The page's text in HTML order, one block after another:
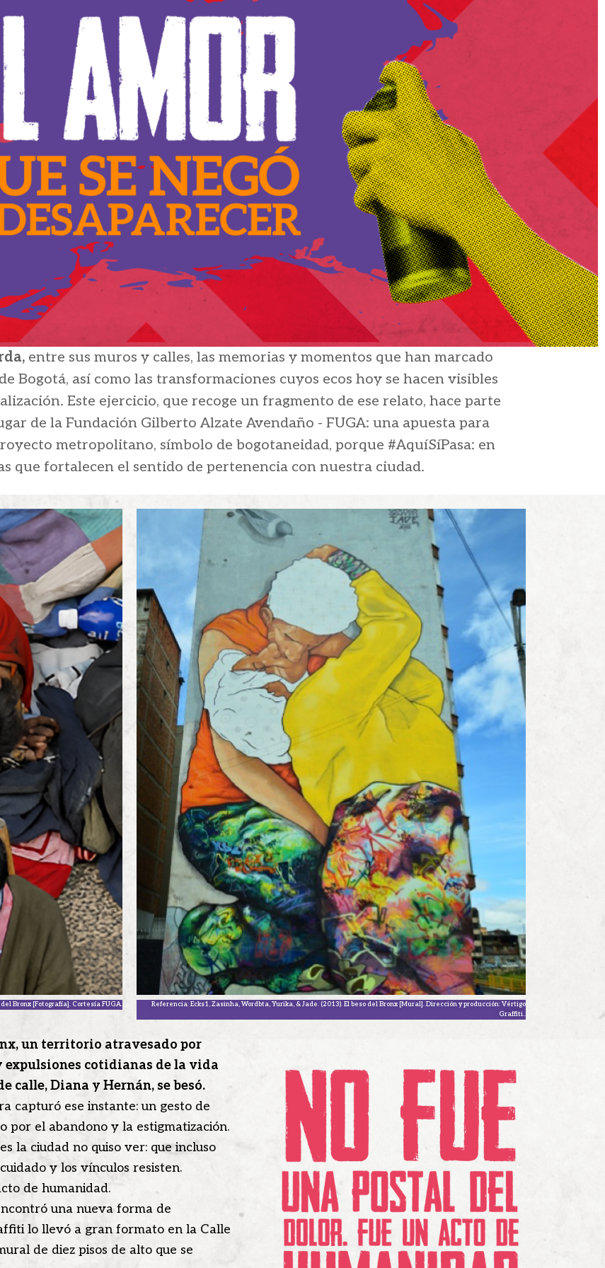
entre sus muros y calles, las memorias y momentos que han marcado
Bogotá, así como las transformaciones cuyos ecos hoy se hacen visibles
Este ejercicio, que recoge un fragmento de ese relato, hace parte
de la Fundación Gilberto Alzate Avendaño - FUGA: una apuesta para
metropolitano, símbolo de bogotaneidad, porque #AquíSíPasa: en
que fortalecen el sentido de pertenencia con nuestra ciudad.
del Bronx [Fotografía]. Cortesía FUGA.
Referencia: Ecks1, Zasinha, Wordbta, Yurika, & Jade. (2013). El beso del Bronx [Mural]. Dirección y producción: Vértigo
Graffiti..
un territorio atravesado por
cotidianas de la vida
calle, Diana y Hernán, se besó.
capturó ese instante: un gesto de
por el abandono y la estigmatización.
la ciudad no quiso ver: que incluso
y los vínculos resisten.
de humanidad.
una nueva forma de
lo llevó a gran formato en la Calle
de diez pisos de alto que se